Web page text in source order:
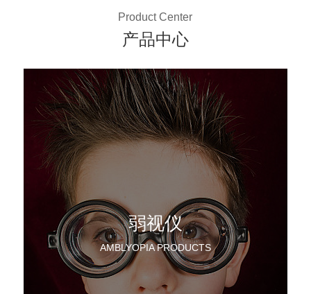
Product Center
产品中心
弱视仪
AMBLYOPIA PRODUCTS